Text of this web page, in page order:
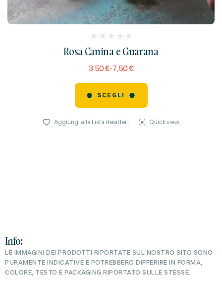
Rosa Canina e Guarana
reviews)
3,50€-7,50€
SCEGLI
Aggiungi alla Lista desideri Quick view
Info:
LE IMMAGINI DEI PRODOTTI RIPORTATE SUL NOSTRO SITO SONO
PURAMENTE INDICATIVE E POTREBBERO DIFFERIRE IN FORMA,
COLORE, TESTO E PACKAGING RIPORTATO SULLE STESSE.